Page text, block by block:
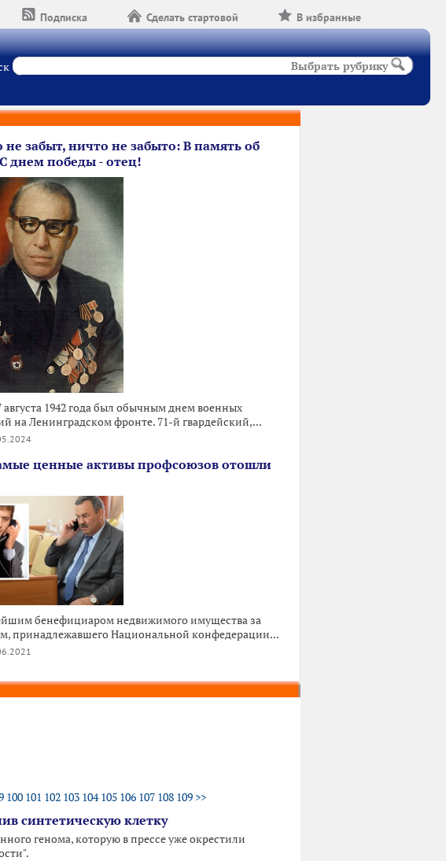
В избранные
Сделать стартовой
Подписка
Выбрать рубрику
не забыт, ничто не забыто: В память об
днем победы - отец!
августа 1942 года был обычным днем военных
на Ленинградском фронте. 71-й гвардейский,...
ценные активы профсоюзов отошли
бенефициаром недвижимого имущества за
принадлежавшего Национальной конфедерации...
100 101 102 103 104 105 106 107 108 109 >>
синтетическую клетку
генома, которую в прессе уже окрестили